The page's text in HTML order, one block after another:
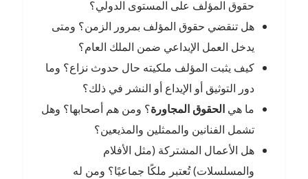
حقوق المؤلف على المستوى الدولي؟
هل تنقضي حقوق المؤلف بمرور الزمن؟ ومتى
يدخل العمل الإبداعي ضمن الملك العام؟
كيف يثبت المؤلف ملكيته حال حدوث نزاع؟ وما
دور التوثيق أو الإيداع أو النشر في ذلك؟
ما هيالحقوق المجاورة؟ ومن هم أصحابها؟ وهل
تشمل الفنانين والممثلين والمذيعين؟
هل الأعمال المشتركة (مثل الأفلام
والمسلسلات) تُعتبر ملكًا جماعيًا؟ ومن له